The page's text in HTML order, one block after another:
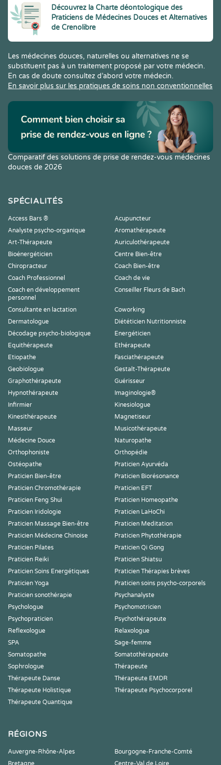
Découvrez la Charte déontologique des
Praticiens de Médecines Douces et Alternatives
de Crenolibre
Les médecines douces, naturelles ou alternatives ne se
substituent pas à un traitement proposé par votre médecin.
En cas de doute consultez d’abord votre médecin.
En savoir plus sur les pratiques de soins non conventionnelles
Comparatif des solutions de prise de rendez-vous médecines
douces de 2026
SPÉCIALITÉS
Access Bars ®
Acupuncteur
Analyste psycho-organique
Aromathérapeute
Art-Thérapeute
Auriculothérapeute
Bioénergéticien
Centre Bien-être
Chiropracteur
Coach Bien-être
Coach Professionnel
Coach de vie
Coach en développement
personnel
Conseiller Fleurs de Bach
Consultante en lactation
Coworking
Dermatologue
Diététicien Nutritionniste
Décodage psycho-biologique
Energéticien
Equithérapeute
Ethérapeute
Etiopathe
Fasciathérapeute
Geobiologue
Gestalt-Thérapeute
Graphothérapeute
Guérisseur
Hypnothérapeute
Imaginologie®
Infirmier
Kinesiologue
Kinesithérapeute
Magnetiseur
Masseur
Musicothérapeute
Médecine Douce
Naturopathe
Orthophoniste
Orthopédie
Ostéopathe
Praticien Ayurvéda
Praticien Bien-être
Praticien Biorésonance
Praticien Chromothérapie
Praticien EFT
Praticien Feng Shui
Praticien Homeopathe
Praticien Iridologie
Praticien LaHoChi
Praticien Massage Bien-être
Praticien Meditation
Praticien Médecine Chinoise
Praticien Phytothérapie
Praticien Pilates
Praticien Qi Gong
Praticien Reiki
Praticien Shiatsu
Praticien Soins Energétiques
Praticien Thérapies brèves
Praticien Yoga
Praticien soins psycho-corporels
Praticien sonothérapie
Psychanalyste
Psychologue
Psychomotricien
Psychopraticien
Psychothérapeute
Reflexologue
Relaxologue
SPA
Sage-femme
Somatopathe
Somatothérapeute
Sophrologue
Thérapeute
Thérapeute Danse
Thérapeute EMDR
Thérapeute Holistique
Thérapeute Psychocorporel
Thérapeute Quantique
RÉGIONS
Auvergne-Rhône-Alpes
Bourgogne-Franche-Comté
Bretagne
Centre-Val de Loire